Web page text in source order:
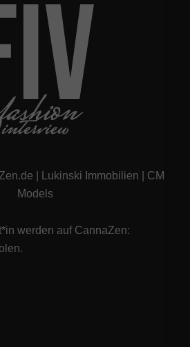
Lukinski Immobilien
CM
Models
werden auf CannaZen: